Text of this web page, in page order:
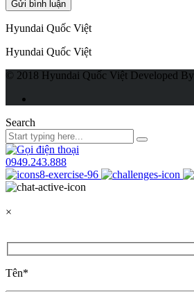
Hyundai Quốc Việt
Hyundai Quốc Việt
© 2018 Hyundai Quốc Việt Developed By
Search
0949.243.888
×
Tên*